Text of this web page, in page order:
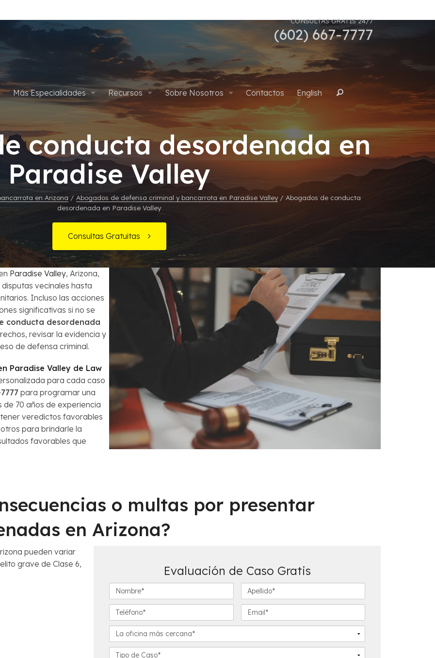
CONSULTAS GRATIS 24/7
(602) 667-7777
7
13
de Crédito
¿Es la bancarrota es lo mejor para mi?
Préstamos de Auto y la Bancarrota
Modificación de Préstamo Hipotecario
Cómo Evitar el Embargo
Impuestos en casos de Bancarrota
Más Especialidades
Apelaciones
Asalto y Agresión
Defensa Criminal Juvenil
Homicidios
Violencia Doméstica
Defensa de Drogas Cancelar Condena por Marihuana
Delitos Sexuales
Recursos
Planes de Pago
Blog
Sobre Nosotros
Abogados
Gives Back
Empleos
Contactos English
conducta desordenada en
Paradise Valley
en Arizona / Abogados de defensa criminal y bancarrota en Paradise Valley/ Abogados de conducta
desordenada en Paradise Valley
Consultas Gratuitas
Paradise Valley, Arizona,
vecinales hasta
Incluso las acciones
significativas si no se
conducta desordenada
revisar la evidencia y
de defensa criminal.
Paradise Valley de Law
para cada caso
para programar una
de 70 años de experiencia
veredictos favorables
para brindarle la
favorables que
o multas por presentar
en Arizona?
pueden variar
grave de Clase 6,
Evaluación de Caso Gratis
o
r
*
p
e
l
d
e
f
m
l
a